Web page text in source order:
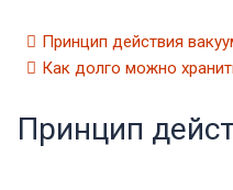
Принцип действия
Как долго можно
Принцип